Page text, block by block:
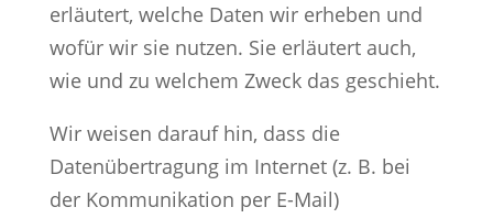
erläutert, welche Daten wir erheben und
wofür wir sie nutzen. Sie erläutert auch,
wie und zu welchem Zweck das geschieht.
Wir weisen darauf hin, dass die
Datenübertragung im Internet (z. B. bei
der Kommunikation per E-Mail)